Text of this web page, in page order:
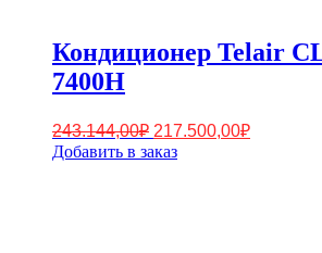
Кондиционер Telair
7400H
243.144,00₽ Первоначальная
цена
составляла
217.500,00₽Текущая
Добавить в заказ